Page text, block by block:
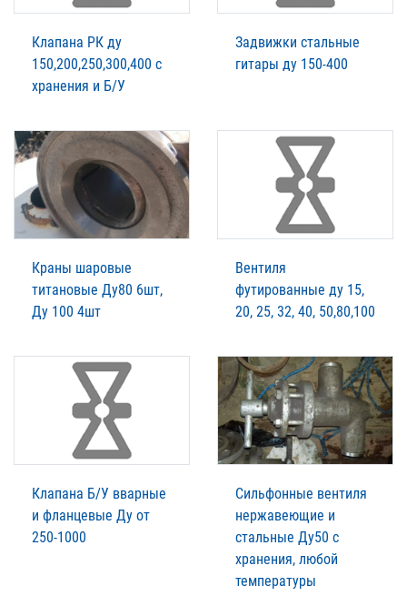
Клапана РК ду
150,200,250,300,400 с
хранения и Б/У
Задвижки стальные
гитары ду 150-400
Краны шаровые
титановые Ду80 6шт,
Ду 100 4шт
Вентиля
футированные ду 15,
20, 25, 32, 40, 50,80,100
Клапана Б/У вварные
и фланцевые Ду от
250-1000
Сильфонные вентиля
нержавеющие и
стальные Ду50 с
хранения, любой
температуры